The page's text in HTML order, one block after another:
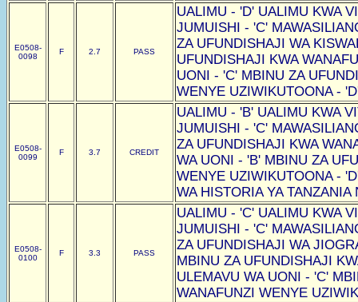
E0508-
0098
F 2.7 PASS
UALIMU - 'D' UALIMU KWA
JUMUISHI - 'C'
ZA UFUNDISHAJI WA
UFUNDISHAJI KWA
UONI - 'C' MBINU ZA
WENYE UZIWIKUTOONA -
E0508-
0099
F 3.7 CREDIT
UALIMU - 'B' UALIMU KWA
JUMUISHI - 'C'
ZA UFUNDISHAJI KWA
WA UONI - 'B' MBINU ZA
WENYE UZIWIKUTOONA -
WA HISTORIA YA TANZANIA
E0508-
0100
F 3.3 PASS
UALIMU - 'C' UALIMU KWA
JUMUISHI - 'C'
ZA UFUNDISHAJI WA
MBINU ZA UFUNDISHAJI
ULEMAVU WA UONI - 'C'
WANAFUNZI WENYE